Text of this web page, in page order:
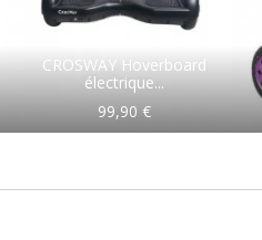
CROSWAY Hoverboard
électrique...
99,90 €